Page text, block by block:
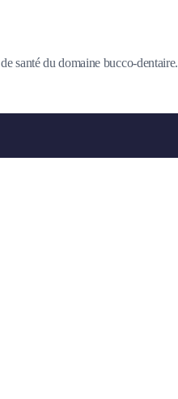
santé du domaine bucco-dentaire.